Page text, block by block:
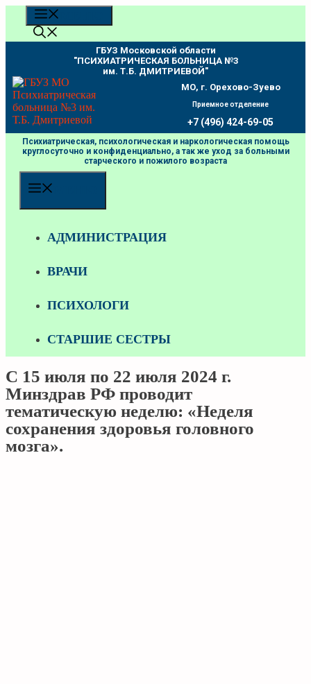
Перейти
содержимому
ГБУЗ Московской области
"ПCИХИАТРИЧЕСКАЯ БОЛЬНИЦА №3
им. Т.Б. ДМИТРИЕВОЙ"
МО, г. Орехово-Зуево
Приемное отделение
+7 (496) 424-69-05
Психиатрическая, психологическая и наркологическая помощь
круглосуточно и конфиденциально, а так же уход за больными
старческого и пожилого возраста
АДМИНИСТРАЦИЯ
ВРАЧИ
ПСИХОЛОГИ
СТАРШИЕ СЕСТРЫ
С 15 июля по 22 июля 2024 г.
Минздрав РФ проводит
тематическую неделю: «Неделя
сохранения здоровья головного
мозга».